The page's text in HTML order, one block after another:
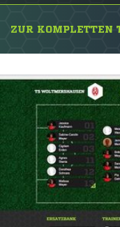
ZUR KOMPLETTEN